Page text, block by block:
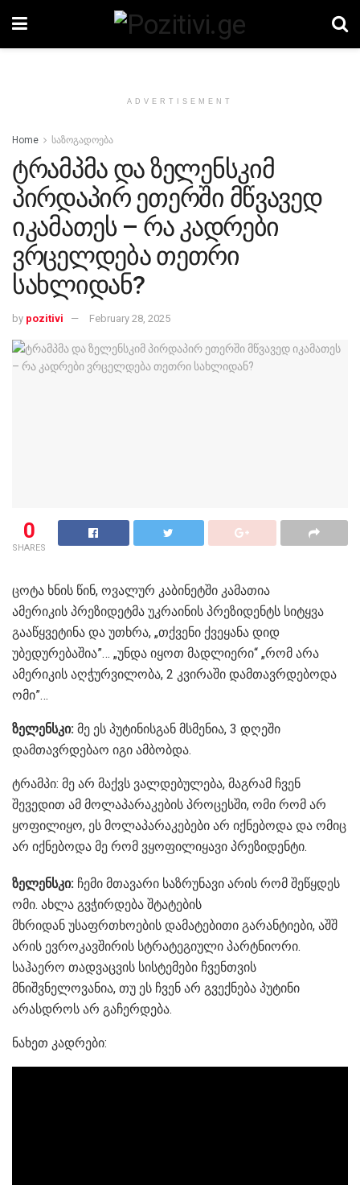
ADVERTISEMENT
Home საზოგადოება
ტრამპმა და ზელენსკიმ
პირდაპირ ეთერში მწვავედ
იკამათეს – რა კადრები
ვრცელდება თეთრი
სახლიდან?
by pozitivi February 28, 2025
0
SHARES
ცოტა ხნის წინ, ოვალურ კაბინეტში კამათია
ამერიკის პრეზიდეტმა უკრაინის პრეზიდენტს სიტყვა
გააწყვეტინა და უთხრა, „თქვენი ქვეყანა დიდ
უბედურებაშია”… „უნდა იყოთ მადლიერი“ „რომ არა
ამერიკის აღჭურვილობა, 2 კვირაში დამთავრდებოდა
ომი”…
ზელენსკი: მე ეს პუტინისგან მსმენია, 3 დღეში
დამთავრდებაო იგი ამბობდა.
ტრამპი: მე არ მაქვს ვალდებულება, მაგრამ ჩვენ
შევედით ამ მოლაპარაკების პროცესში, ომი რომ არ
ყოფილიყო, ეს მოლაპარაკებები არ იქნებოდა და ომიც
არ იქნებოდა მე რომ ვყოფილიყავი პრეზიდენტი.
ზელენსკი: ჩემი მთავარი საზრუნავი არის რომ შეწყდეს
ომი. ახლა გვჭირდება შტატების
მხრიდან უსაფრთხოების დამატებითი გარანტიები, აშშ
არის ევროკავშირის სტრატეგიული პარტნიორი.
საჰაერო თადვაცვის სისტემები ჩვენთვის
მნიშვნელოვანია, თუ ეს ჩვენ არ გვექნება პუტინი
არასდროს არ გაჩერდება.
ნახეთ კადრები: